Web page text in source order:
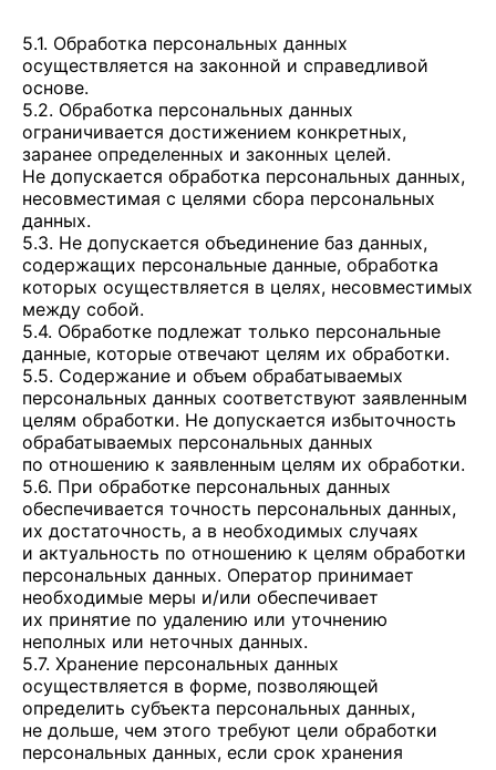
5.1. Обработка персональных данных
осуществляется на законной и справедливой
основе.
5.2. Обработка персональных данных
ограничивается достижением конкретных,
заранее определенных и законных целей.
Не допускается обработка персональных данных,
несовместимая с целями сбора персональных
данных.
5.3. Не допускается объединение баз данных,
содержащих персональные данные, обработка
которых осуществляется в целях, несовместимых
между собой.
5.4. Обработке подлежат только персональные
данные, которые отвечают целям их обработки.
5.5. Содержание и объем обрабатываемых
персональных данных соответствуют заявленным
целям обработки. Не допускается избыточность
обрабатываемых персональных данных
по отношению к заявленным целям их обработки.
5.6. При обработке персональных данных
обеспечивается точность персональных данных,
их достаточность, а в необходимых случаях
и актуальность по отношению к целям обработки
персональных данных. Оператор принимает
необходимые меры и/или обеспечивает
их принятие по удалению или уточнению
неполных или неточных данных.
5.7. Хранение персональных данных
осуществляется в форме, позволяющей
определить субъекта персональных данных,
не дольше, чем этого требуют цели обработки
персональных данных, если срок хранения